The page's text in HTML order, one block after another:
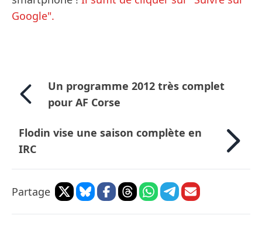
Google".
Un programme 2012 très complet
pour AF Corse
Flodin vise une saison complète en
IRC
Partage